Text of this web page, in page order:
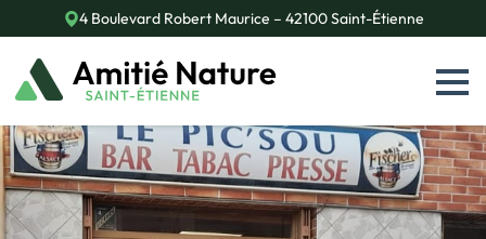
4 Boulevard Robert Maurice – 42100 Saint-Étienne